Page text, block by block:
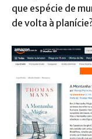
que espécie de
de volta à